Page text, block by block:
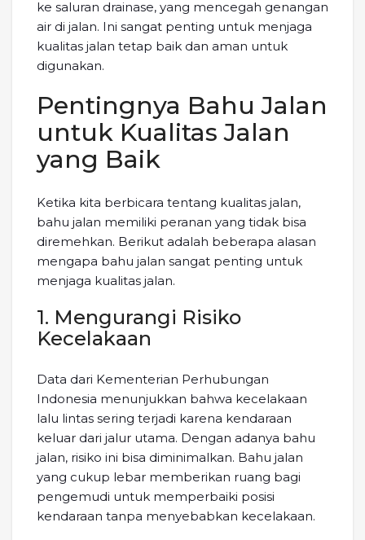
ke saluran drainase, yang mencegah genangan
air di jalan. Ini sangat penting untuk menjaga
kualitas jalan tetap baik dan aman untuk
digunakan.
Pentingnya Bahu Jalan
untuk Kualitas Jalan
yang Baik
Ketika kita berbicara tentang kualitas jalan,
bahu jalan memiliki peranan yang tidak bisa
diremehkan. Berikut adalah beberapa alasan
mengapa bahu jalan sangat penting untuk
menjaga kualitas jalan.
1. Mengurangi Risiko
Kecelakaan
Data dari Kementerian Perhubungan
Indonesia menunjukkan bahwa kecelakaan
lalu lintas sering terjadi karena kendaraan
keluar dari jalur utama. Dengan adanya bahu
jalan, risiko ini bisa diminimalkan. Bahu jalan
yang cukup lebar memberikan ruang bagi
pengemudi untuk memperbaiki posisi
kendaraan tanpa menyebabkan kecelakaan.